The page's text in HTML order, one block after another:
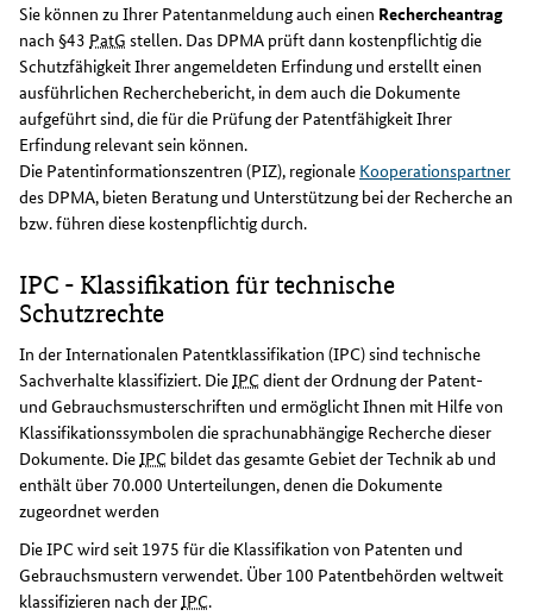
Sie können zu Ihrer Patentanmeldung auch einen Rechercheantrag
nach §43 PatG stellen. Das DPMA prüft dann kostenpflichtig die
Schutzfähigkeit Ihrer angemeldeten Erfindung und erstellt einen
ausführlichen Recherchebericht, in dem auch die Dokumente
aufgeführt sind, die für die Prüfung der Patentfähigkeit Ihrer
Erfindung relevant sein können.
Die Patentinformationszentren (PIZ), regionale Kooperationspartner
des DPMA, bieten Beratung und Unterstützung bei der Recherche an
bzw. führen diese kostenpflichtig durch.
IPC - Klassifikation für technische
Schutzrechte
In der Internationalen Patentklassifikation (IPC) sind technische
Sachverhalte klassifiziert. DieIPCdient der Ordnung der Patent-
und Gebrauchsmusterschriften und ermöglicht Ihnen mit Hilfe von
Klassifikationssymbolen die sprachunabhängige Recherche dieser
Dokumente. DieIPC bildet das gesamte Gebiet der Technik ab und
enthält über 70.000 Unterteilungen, denen die Dokumente
zugeordnet werden
Die IPC wird seit 1975 für die Klassifikation von Patenten und
Gebrauchsmustern verwendet. Über 100 Patentbehörden weltweit
klassifizieren nach derIPC.